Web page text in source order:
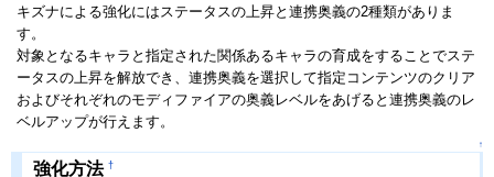
キズナによる強化にはステータスの上昇と連携奥義の2種類がありま
す。
対象となるキャラと指定された関係あるキャラの育成をすることでステ
ータスの上昇を解放でき、連携奥義を選択して指定コンテンツのクリア
およびそれぞれのモディファイアの奥義レベルをあげると連携奥義のレ
ベルアップが行えます。
↑
強化方法 †